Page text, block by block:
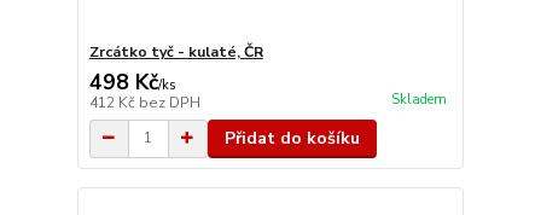
Zrcátko tyč - kulaté, ČR
498 Kč/ks
412 Kč bez DPH Skladem
Přidat do košíku